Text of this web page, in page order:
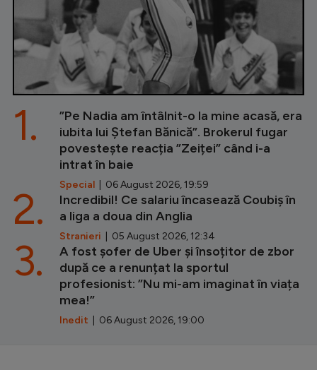
”Pe Nadia am întâlnit-o la mine acasă, era
iubita lui Ștefan Bănică”. Brokerul fugar
povestește reacția ”Zeiței” când i-a
intrat în baie
Special | 06 August 2026, 19:59
1.
Incredibil! Ce salariu încasează Coubiș în
a liga a doua din Anglia
Stranieri | 05 August 2026, 12:34
2.
A fost șofer de Uber și însoțitor de zbor
după ce a renunțat la sportul
profesionist: ”Nu mi-am imaginat în viața
mea!”
Inedit | 06 August 2026, 19:00
3.